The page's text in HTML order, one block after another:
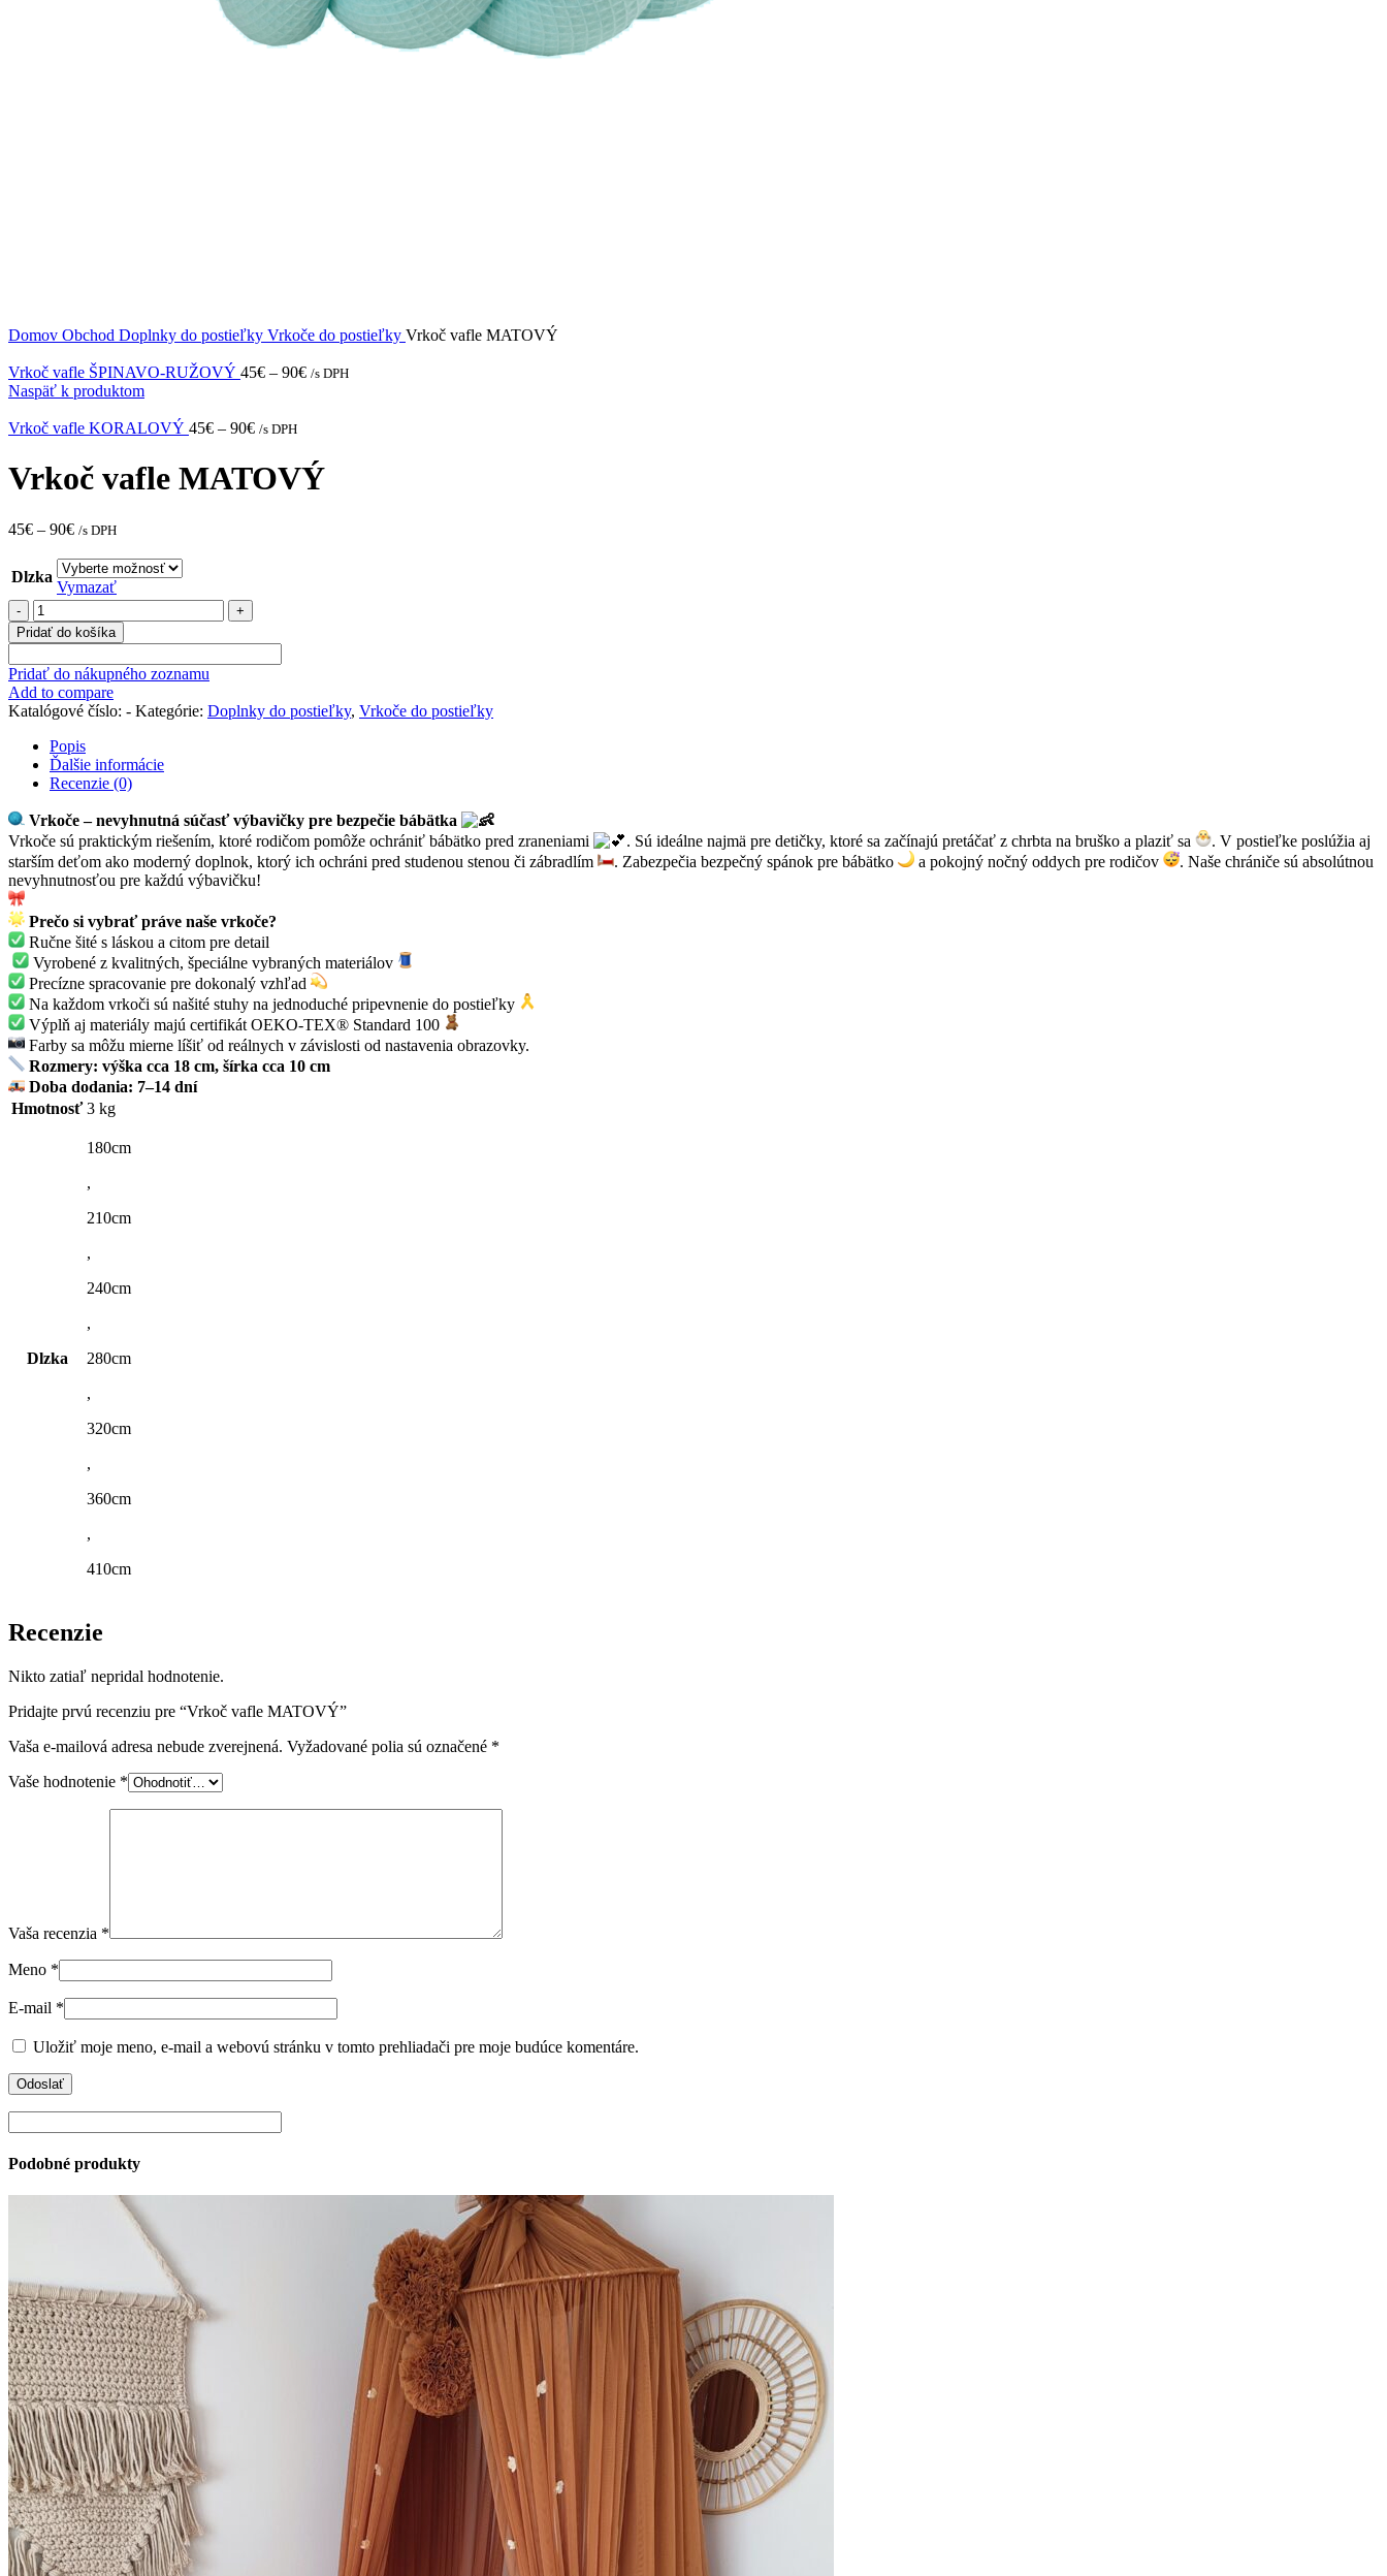
Domov Obchod Doplnky do postieľky Vrkoče do postieľky Vrkoč vafle MATOVÝ
Vrkoč vafle ŠPINAVO-RUŽOVÝ 45€ – 90€ /s DPH
Naspäť k produktom
Vrkoč vafle KORALOVÝ 45€ – 90€ /s DPH
Vrkoč vafle MATOVÝ
45€ – 90€ /s DPH
Dlzka
Vymazať
množstvo
Vrkoč
vafle
MATOVÝ
Pridať do košíka
Pridať do nákupného zoznamu
Add to compare
Katalógové číslo: - Kategórie: Doplnky do postieľky, Vrkoče do postieľky
Popis
Ďalšie informácie
Recenzie (0)
Vrkoče – nevyhnutná súčasť výbavičky pre bezpečie bábätka
Vrkoče sú praktickým riešením, ktoré rodičom pomôže ochrániť bábätko pred zraneniami
. Sú ideálne najmä pre detičky, ktoré sa začínajú pretáčať z chrbta na bruško a plaziť sa
. V postieľke poslúžia aj
starším deťom ako moderný doplnok, ktorý ich ochráni pred studenou stenou či zábradlím
. Zabezpečia bezpečný spánok pre bábätko a pokojný nočný oddych pre rodičov
. Naše chrániče sú absolútnou
nevyhnutnosťou pre každú výbavičku!
Prečo si vybrať práve naše vrkoče?
Ručne šité s láskou a citom pre detail
Vyrobené z kvalitných, špeciálne vybraných materiálov
Precízne spracovanie pre dokonalý vzhľad
Na každom vrkoči sú našité stuhy na jednoduché pripevnenie do postieľky
Výplň aj materiály majú certifikát OEKO-TEX® Standard 100
Farby sa môžu mierne líšiť od reálnych v závislosti od nastavenia obrazovky.
Rozmery: výška cca 18 cm, šírka cca 10 cm
Doba dodania: 7–14 dní
Hmotnosť 3 kg
Dlzka
180cm
,
210cm
,
240cm
,
280cm
,
320cm
,
360cm
,
410cm
Recenzie
Nikto zatiaľ nepridal hodnotenie.
Pridajte prvú recenziu pre “Vrkoč vafle MATOVÝ”
Vaša e-mailová adresa nebude zverejnená. Vyžadované polia sú označené *
Vaše hodnotenie *
Vaša recenzia *
Meno *
E-mail *
Uložiť moje meno, e-mail a webovú stránku v tomto prehliadači pre moje budúce komentáre.
Podobné produkty